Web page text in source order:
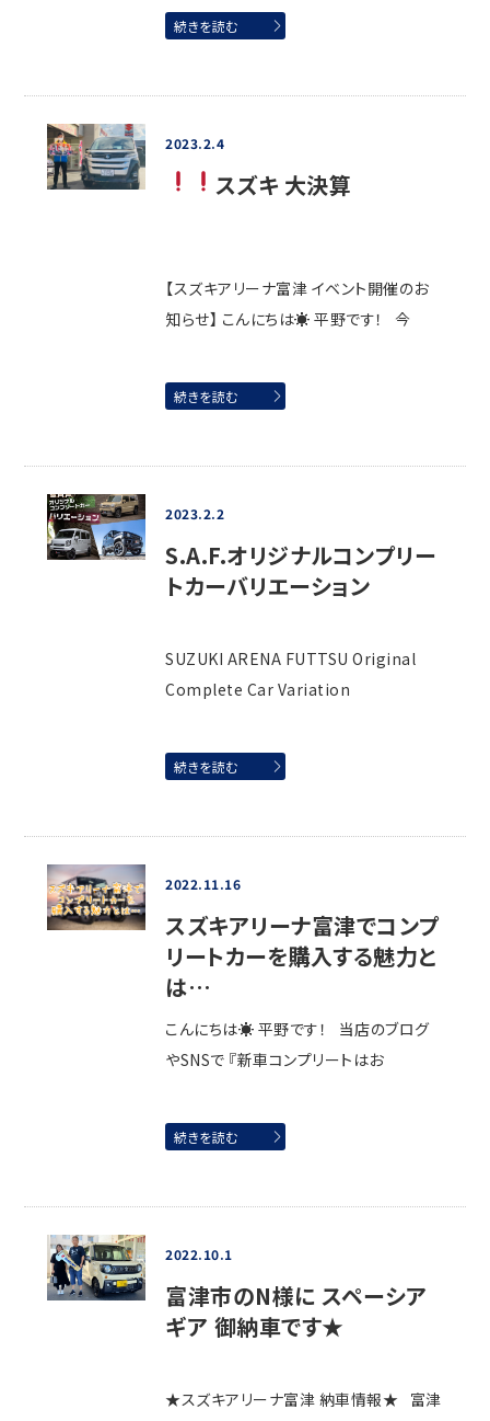
続きを読む
2023.2.4
スズキ 大決算
【スズキアリーナ富津 イベント開催のお
知らせ】 こんにちは☀ 平野です！ 今
続きを読む
2023.2.2
S.A.F.オリジナルコンプリー
トカーバリエーション
SUZUKI ARENA FUTTSU Original
Complete Car Variation
続きを読む
2022.11.16
スズキアリーナ富津でコンプ
リートカーを購入する魅力と
は…
こんにちは☀ 平野です！ 当店のブログ
やSNSで 『新車コンプリートはお
続きを読む
2022.10.1
富津市のN様に スペーシア
ギア 御納車です★
★スズキアリーナ富津 納車情報★ 富津